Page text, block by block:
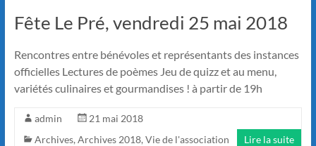
Fête Le Pré, vendredi 25 mai 2018
Rencontres entre bénévoles et représentants des instances
officielles Lectures de poèmes Jeu de quizz et au menu,
variétés culinaires et gourmandises ! à partir de 19h
admin
21 mai 2018
Archives, Archives 2018, Vie de l'association Lire la suite